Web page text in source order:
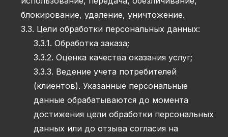
блокирование, удаление, уничтожение.
3.3. Цели обработки персональных данных:
3.3.1. Обработка заказа;
3.3.2. Оценка качества оказания услуг;
3.3.3. Ведение учета потребителей
(клиентов). Указанные персональные
данные обрабатываются до момента
достижения цели обработки персональных
данных или до отзыва согласия на